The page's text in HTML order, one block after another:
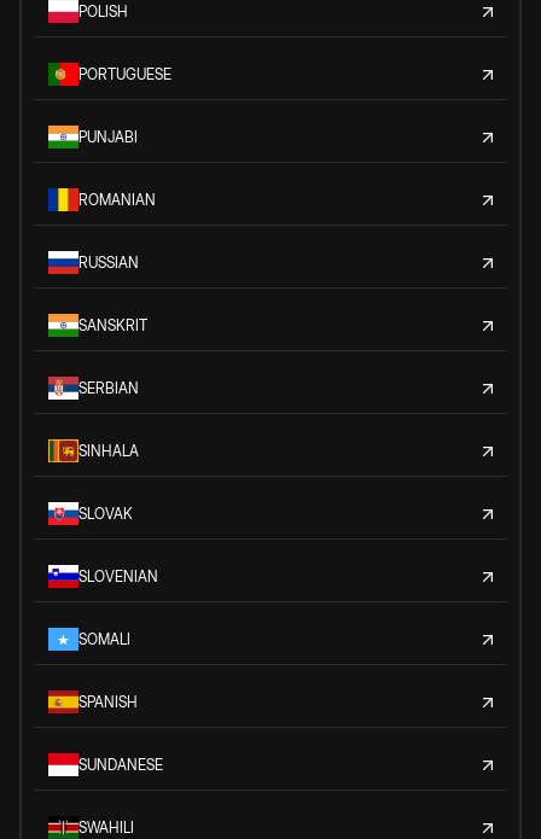
POLISH
PORTUGUESE
PUNJABI
ROMANIAN
RUSSIAN
SANSKRIT
SERBIAN
SINHALA
SLOVAK
SLOVENIAN
SOMALI
SPANISH
SUNDANESE
SWAHILI